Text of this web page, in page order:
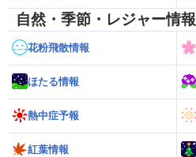
自然・季節・レジャー情報
花粉飛散情報
ほたる情報
熱中症予報
紅葉情報